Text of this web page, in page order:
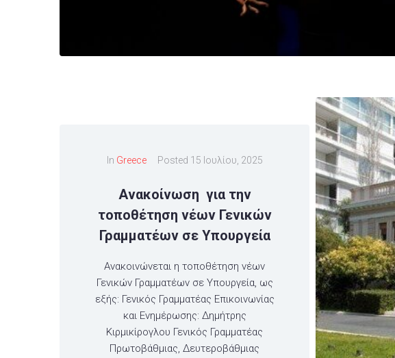
In Greece Posted 15 Ιουλίου, 2025
Ανακοίνωση για την
τοποθέτηση νέων Γενικών
Γραμματέων σε Υπουργεία
Ανακοινώνεται η τοποθέτηση νέων
Γενικών Γραμματέων σε Υπουργεία, ως
εξής: Γενικός Γραμματέας Επικοινωνίας
και Ενημέρωσης: Δημήτρης
Κιρμικίρογλου Γενικός Γραμματέας
Πρωτοβάθμιας, Δευτεροβάθμιας